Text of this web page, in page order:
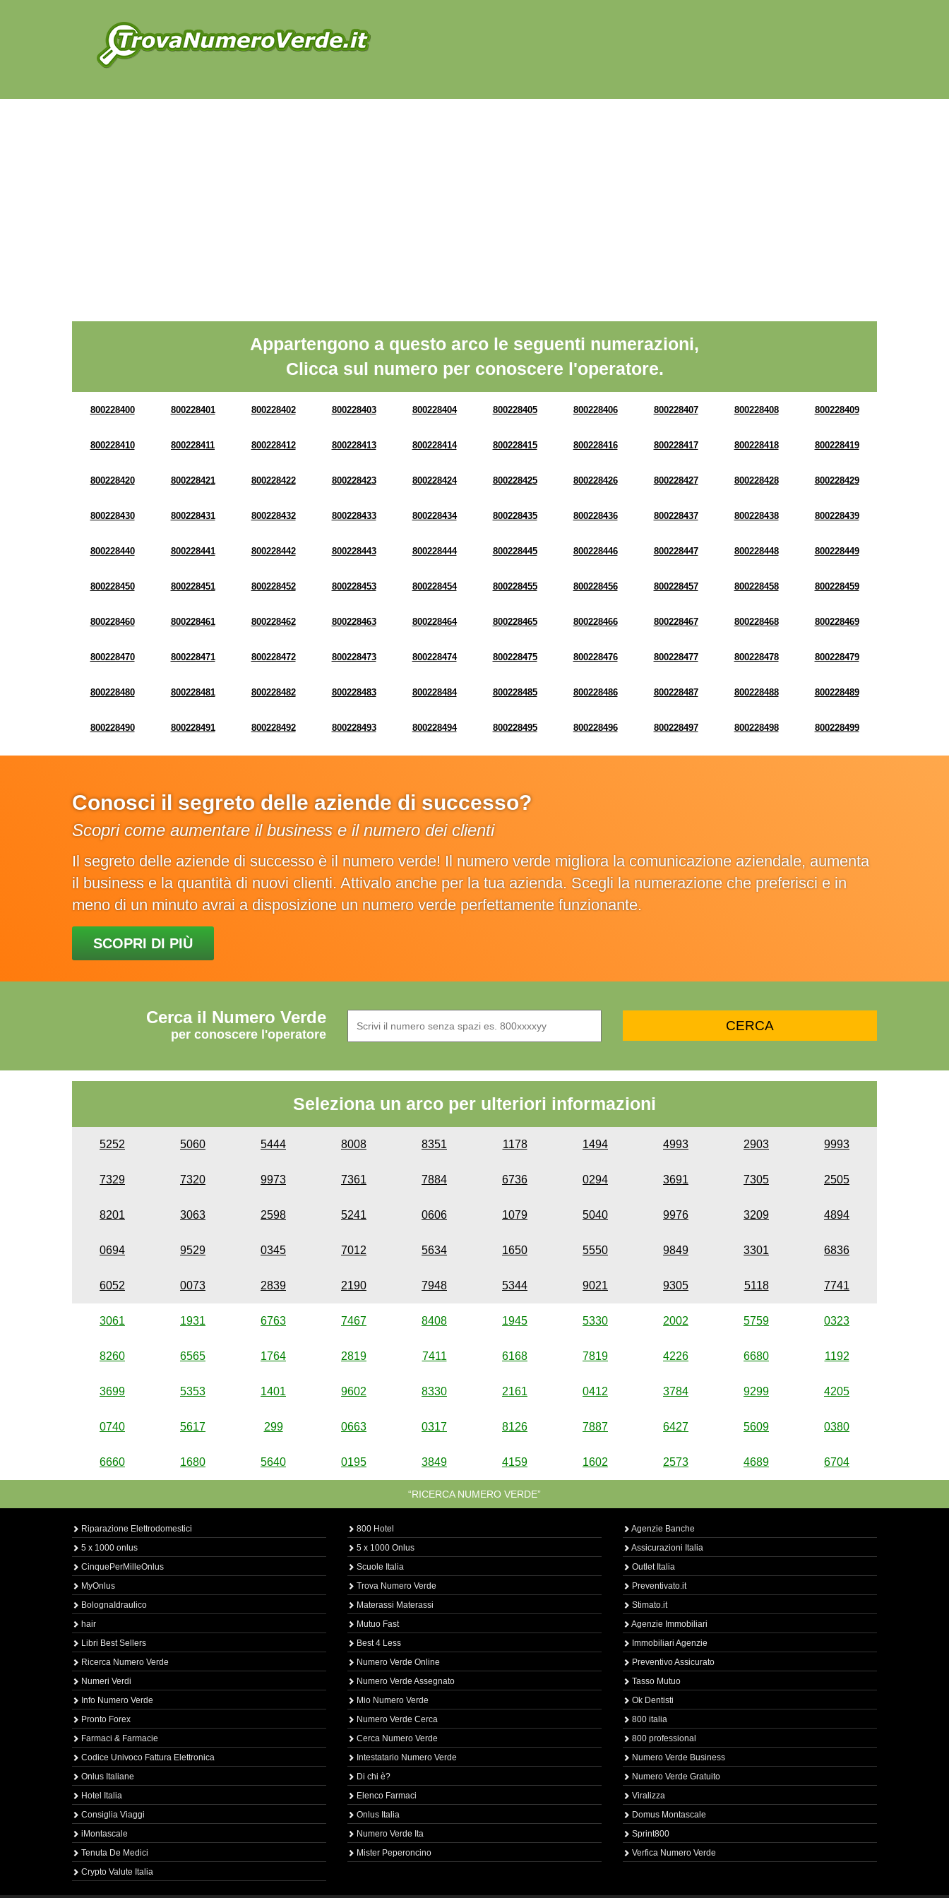
Appartengono a questo arco le seguenti numerazioni,
Clicca sul numero per conoscere l'operatore.
800228400 800228401 800228402 800228403 800228404 800228405 800228406 800228407 800228408 800228409
800228410 800228411 800228412 800228413 800228414 800228415 800228416 800228417 800228418 800228419
800228420 800228421 800228422 800228423 800228424 800228425 800228426 800228427 800228428 800228429
800228430 800228431 800228432 800228433 800228434 800228435 800228436 800228437 800228438 800228439
800228440 800228441 800228442 800228443 800228444 800228445 800228446 800228447 800228448 800228449
800228450 800228451 800228452 800228453 800228454 800228455 800228456 800228457 800228458 800228459
800228460 800228461 800228462 800228463 800228464 800228465 800228466 800228467 800228468 800228469
800228470 800228471 800228472 800228473 800228474 800228475 800228476 800228477 800228478 800228479
800228480 800228481 800228482 800228483 800228484 800228485 800228486 800228487 800228488 800228489
800228490 800228491 800228492 800228493 800228494 800228495 800228496 800228497 800228498 800228499
Conosci il segreto delle aziende di successo?
Scopri come aumentare il business e il numero dei clienti
Il segreto delle aziende di successo è il numero verde! Il numero verde migliora la comunicazione aziendale, aumenta
il business e la quantità di nuovi clienti. Attivalo anche per la tua azienda. Scegli la numerazione che preferisci e in
meno di un minuto avrai a disposizione un numero verde perfettamente funzionante.
SCOPRI DI PIÙ
Cerca il Numero Verde
per conoscere l'operatore
Seleziona un arco per ulteriori informazioni
5252 5060 5444 8008 8351 1178 1494 4993 2903 9993
7329 7320 9973 7361 7884 6736 0294 3691 7305 2505
8201 3063 2598 5241 0606 1079 5040 9976 3209 4894
0694 9529 0345 7012 5634 1650 5550 9849 3301 6836
6052 0073 2839 2190 7948 5344 9021 9305 5118 7741
3061 1931 6763 7467 8408 1945 5330 2002 5759 0323
8260 6565 1764 2819 7411 6168 7819 4226 6680 1192
3699 5353 1401 9602 8330 2161 0412 3784 9299 4205
0740 5617 299 0663 0317 8126 7887 6427 5609 0380
6660 1680 5640 0195 3849 4159 1602 2573 4689 6704
“RICERCA NUMERO VERDE”
Riparazione Elettrodomestici
5 x 1000 onlus
CinquePerMilleOnlus
MyOnlus
BolognaIdraulico
hair
Libri Best Sellers
Ricerca Numero Verde
Numeri Verdi
Info Numero Verde
Pronto Forex
Farmaci & Farmacie
Codice Univoco Fattura Elettronica
Onlus Italiane
Hotel Italia
Consiglia Viaggi
iMontascale
Tenuta De Medici
Crypto Valute Italia
800 Hotel
5 x 1000 Onlus
Scuole Italia
Trova Numero Verde
Materassi Materassi
Mutuo Fast
Best 4 Less
Numero Verde Online
Numero Verde Assegnato
Mio Numero Verde
Numero Verde Cerca
Cerca Numero Verde
Intestatario Numero Verde
Di chi è?
Elenco Farmaci
Onlus Italia
Numero Verde Ita
Mister Peperoncino
Agenzie Banche
Assicurazioni Italia
Outlet Italia
Preventivato.it
Stimato.it
Agenzie Immobiliari
Immobiliari Agenzie
Preventivo Assicurato
Tasso Mutuo
Ok Dentisti
800 italia
800 professional
Numero Verde Business
Numero Verde Gratuito
Viralizza
Domus Montascale
Sprint800
Verfica Numero Verde